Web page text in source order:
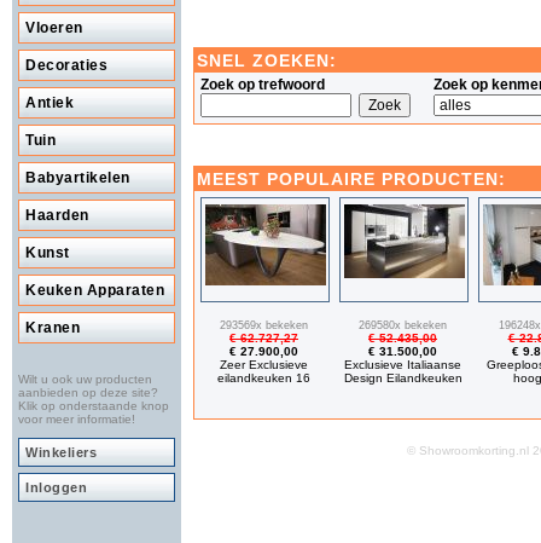
Vloeren
Decoraties
Antiek
Tuin
Babyartikelen
Haarden
Kunst
Keuken Apparaten
Kranen
Wilt u ook uw producten
aanbieden op deze site?
Klik op onderstaande knop
voor meer informatie!
Winkeliers
Inloggen
SNEL ZOEKEN:
Zoek op trefwoord Zoek op
MEEST POPULAIRE PRODUCTEN:
293569x bekeken
€ 62.727,27
€ 27.900,00
Zeer Exclusieve
eilandkeuken 16
269580x bekeken
€ 52.435,00
€ 31.500,00
Exclusieve Italiaanse
Design Eilandkeuken
€
€
©